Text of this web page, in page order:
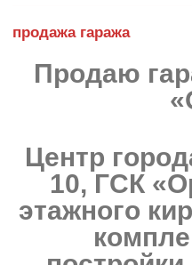
продажа гаража
Продаю
Центр
10, ГСК
этажного